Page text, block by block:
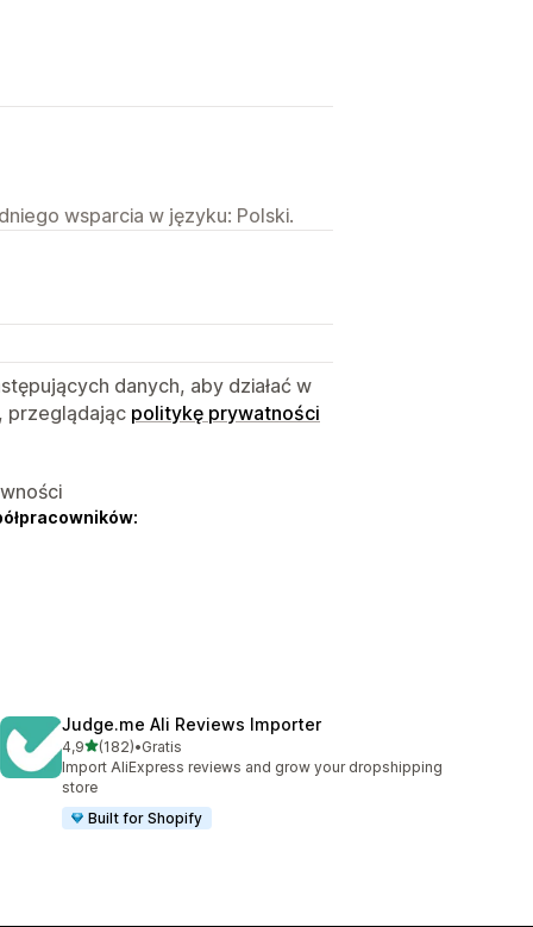
wsparcia w języku: Polski.
danych, aby działać w
przeglądając politykę prywatności
Judge.me Ali Reviews Importer
4,9na 5 gwiazdek
(182)
Łączna liczba recenzji: 182
•Gratis
Import AliExpress reviews and grow your dropshipping
store
Built for Shopify